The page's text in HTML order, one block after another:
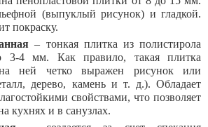
(выпуклый рисунок) и гладкой.
покраску.
– тонкая плитка из полистирола
3-4 мм. Как правило, такая плитка
на ней четко выражен рисунок или
дерево, камень и т. д.). Обладает
свойствами, что позволяет
кухнях и в санузлах.